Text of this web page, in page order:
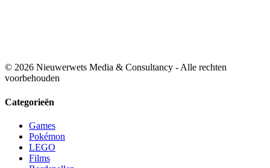
© 2026 Nieuwerwets Media & Consultancy - Alle rechten
voorbehouden
Categorieën
Games
Pokémon
LEGO
Films